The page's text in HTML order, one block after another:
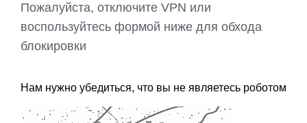
Пожалуйста, отключите VPN или
воспользуйтесь формой ниже для обхода
блокировки
Нам нужно убедиться, что вы не являетесь роботом